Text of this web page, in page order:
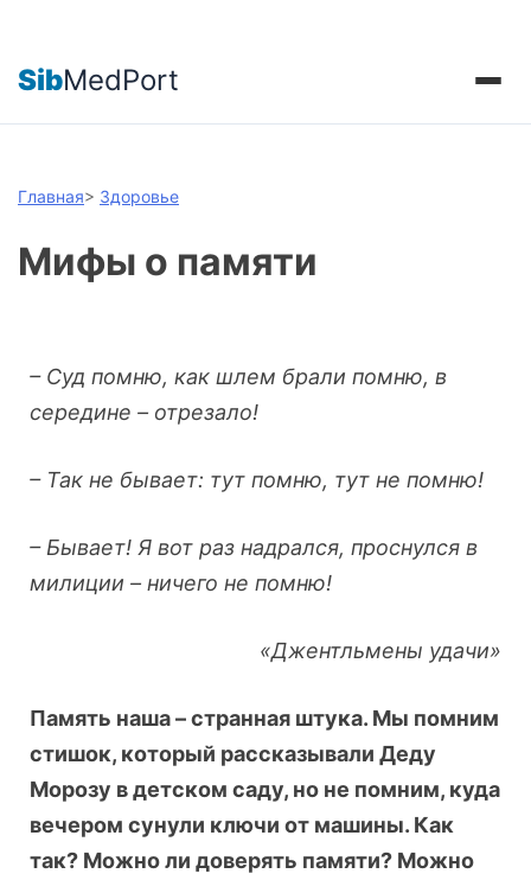
SibMedPort
Главная> Здоровье
Мифы о памяти
– Суд помню, как шлем брали помню, в
середине – отрезало!
– Так не бывает: тут помню, тут не помню!
– Бывает! Я вот раз надрался, проснулся в
милиции – ничего не помню!
«Джентльмены удачи»
Память наша – странная штука. Мы помним
стишок, который рассказывали Деду
Морозу в детском саду, но не помним, куда
вечером сунули ключи от машины. Как
так? Можно ли доверять памяти? Можно